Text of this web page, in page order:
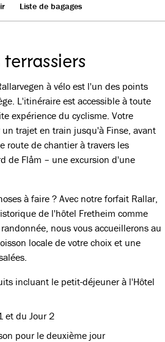
Liste de bagages
à vélo est l'un des points
L'itinéraire est accessible à toute
expérience du cyclisme. Votre
trajet en train jusqu'à Finse, avant
route de chantier à travers les
de Flåm – une excursion d'une
à faire ? Avec notre forfait Rallar,
de l'hôtel Fretheim comme
nous vous accueillerons au
locale de votre choix et une
incluant le petit-déjeuner à l'Hôtel
et du Jour 2
pour le deuxième jour